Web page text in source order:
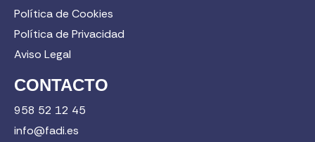
Política de Cookies
Política de Privacidad
Aviso Legal
CONTACTO
958 52 12 45
info@fadi.es